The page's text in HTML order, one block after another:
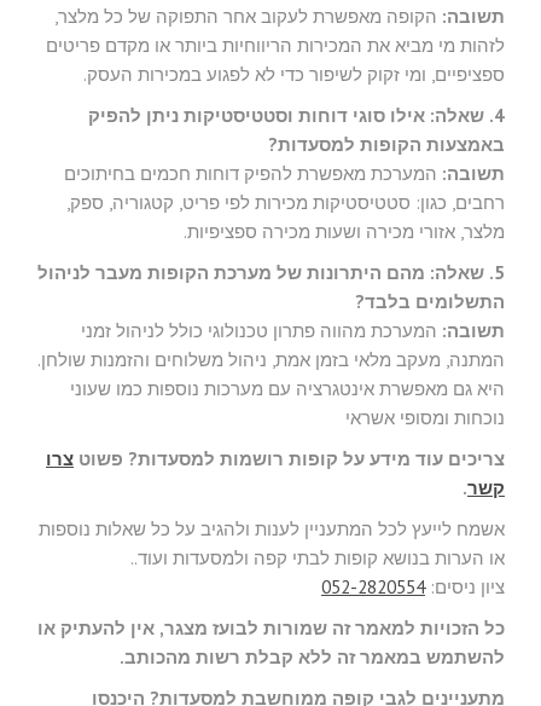
תשובה: הקופה מאפשרת לעקוב אחר התפוקה של כל מלצר,
לזהות מי מביא את המכירות הריווחיות ביותר או מקדם פריטים
ספציפיים, ומי זקוק לשיפור כדי לא לפגוע במכירות העסק.
4. שאלה: אילו סוגי דוחות וסטטיסטיקות ניתן להפיק
באמצעות הקופות למסעדות?
תשובה: המערכת מאפשרת להפיק דוחות חכמים בחיתוכים
רחבים, כגון: סטטיסטיקות מכירות לפי פריט, קטגוריה, ספק,
מלצר, אזורי מכירה ושעות מכירה ספציפיות.
5. שאלה: מהם היתרונות של מערכת הקופות מעבר לניהול
התשלומים בלבד?
תשובה: המערכת מהווה פתרון טכנולוגי כולל לניהול זמני
המתנה, מעקב מלאי בזמן אמת, ניהול משלוחים והזמנות שולחן.
היא גם מאפשרת אינטגרציה עם מערכות נוספות כמו שעוני
נוכחות ומסופי אשראי
צריכים עוד מידע על קופות רושמות למסעדות? פשוט צרו
קשר.
אשמח לייעץ לכל המתעניין לענות ולהגיב על כל שאלות נוספות
או הערות בנושא קופות לבתי קפה ולמסעדות ועוד..
ציון ניסים:052-2820554
כל הזכויות למאמר זה שמורות לבועז מצגר, אין להעתיק או
להשתמש במאמר זה ללא קבלת רשות מהכותב.
מתעניינים לגבי קופה ממוחשבת למסעדות? היכנסו